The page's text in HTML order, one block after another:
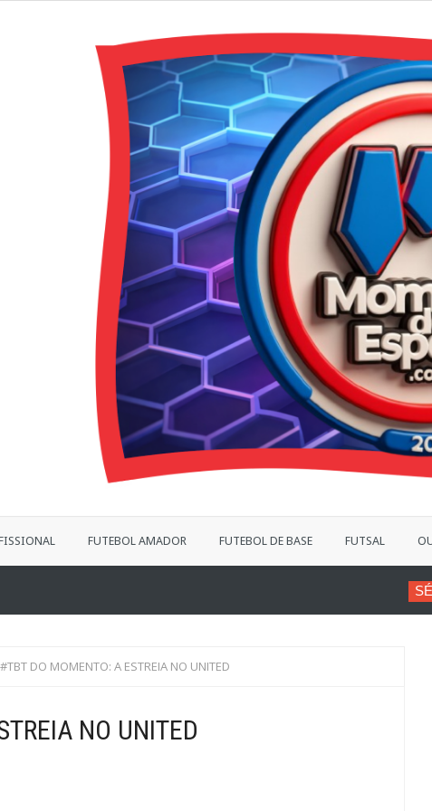
FUTEBOL AMADOR FUTEBOL DE BASE FUTSAL
VINÍCIUS
#TBT DO MOMENTO: A ESTREIA NO UNITED
NO UNITED